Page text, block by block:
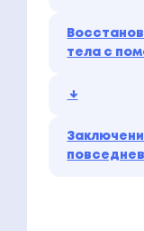
тела с
↓